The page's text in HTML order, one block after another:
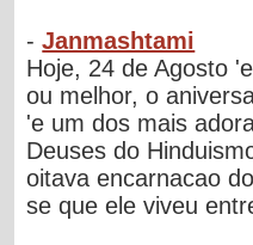
-Janmashtami
Hoje, 24 de Agosto
ou melhor, o
'e um dos mais
Deuses do
oitava encarnacao
se que ele viveu